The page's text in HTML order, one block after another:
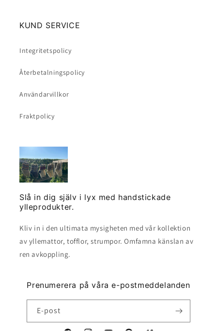
KUND SERVICE
Integritetspolicy
Återbetalningspolicy
Användarvillkor
Fraktpolicy
Slå in dig själv i lyx med handstickade
ylleprodukter.
Kliv in i den ultimata mysigheten med vår kollektion
av yllemattor, tofflor, strumpor. Omfamna känslan av
ren avkoppling.
Prenumerera på våra e-postmeddelanden
E-post